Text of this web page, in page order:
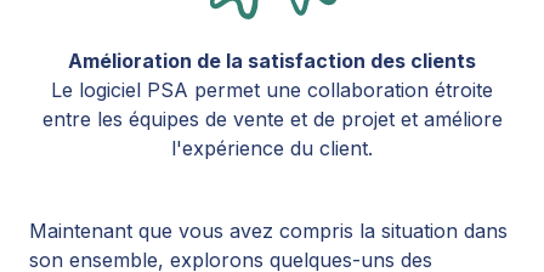
Amélioration de la satisfaction des clients
Le logiciel PSA permet une collaboration étroite
entre les équipes de vente et de projet et améliore
l'expérience du client.
Maintenant que vous avez compris la situation dans
son ensemble, explorons quelques-uns des